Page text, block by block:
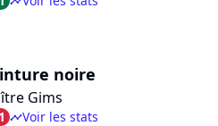
noire
Gims
1 timelineVoir les stats